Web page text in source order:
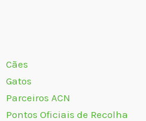
Cães
Gatos
Parceiros ACN
Pontos Oficiais de Recolha